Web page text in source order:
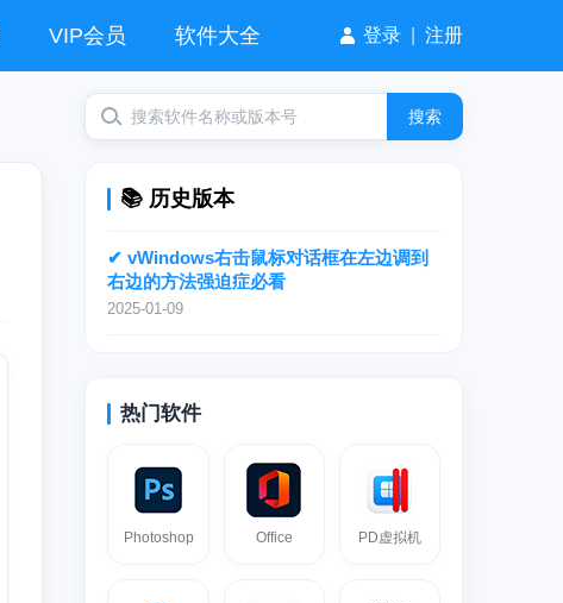
VIP会员 软件大全 登录 注册
搜索
📚 历史版本
✔ vWindows右击鼠标对话框在左边调到
右边的方法强迫症必看
2025-01-09
热门软件
Photoshop Office PD虚拟机